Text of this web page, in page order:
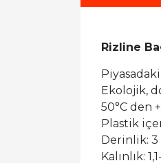
Rizline
Ekolojik,
50°C den
Plastik
Derinlik: 3
Kalınlık: